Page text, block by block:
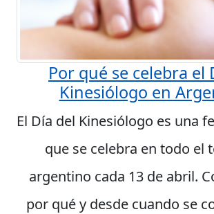
Por qué se celebra el
Kinesiólogo en
El Día del Kinesiólogo es una
que se celebra en todo el
argentino cada 13 de abril.
por qué y desde cuando se